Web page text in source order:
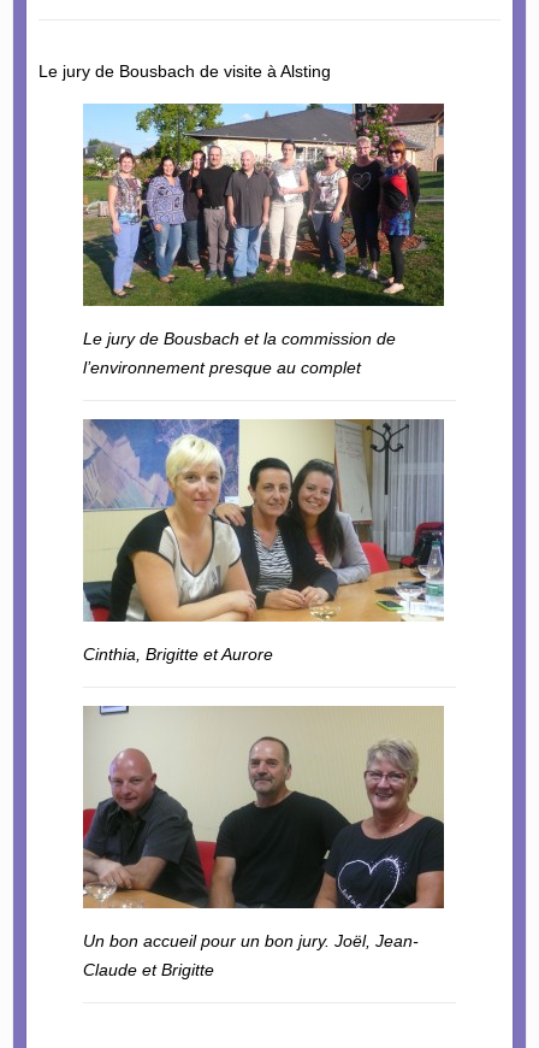
Le jury de Bousbach de visite à Alsting
Le jury de Bousbach et la commission de
l’environnement presque au complet
Cinthia, Brigitte et Aurore
Un bon accueil pour un bon jury. Joël, Jean-
Claude et Brigitte